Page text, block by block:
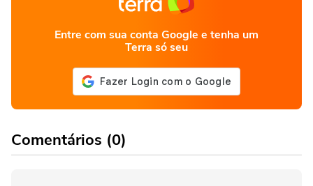
Entre com sua conta Google e tenha um
Terra só seu
Comentários (0)